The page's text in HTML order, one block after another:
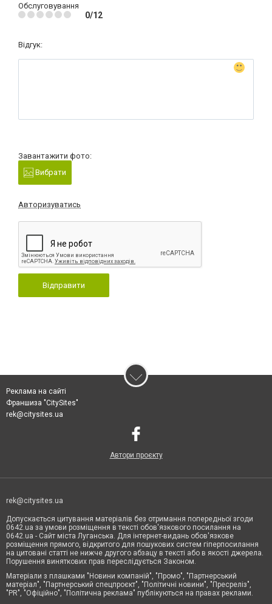
Обслуговування
0/12
Відгук:
Завантажити фото:
Вибрати
Авторизуватись
Відправити
Реклама на сайті
Франшиза "CitySites"
rek@citysites.ua
Автори проєкту
rek@citysites.ua
Допускається цитування матеріалів без отримання попередньої згоди
0642.ua за умови розміщення в тексті обов'язкового посилання на
0642.ua - Сайт міста Луганська. Для інтернет-видань обов'язкове
розміщення прямого, відкритого для пошукових систем гіперпосилання
на цитовані статті не нижче другого абзацу в тексті або в якості джерела.
Порушення виняткових прав переслідується Законом.
Матеріали з плашками "Новини компаній", "Промо", "Партнерський
матеріал", "Партнерський спецпроєкт", "Політичні новини", "Пресреліз",
"PR", "Офіційно", "Політична реклама" публікуються на правах реклами.